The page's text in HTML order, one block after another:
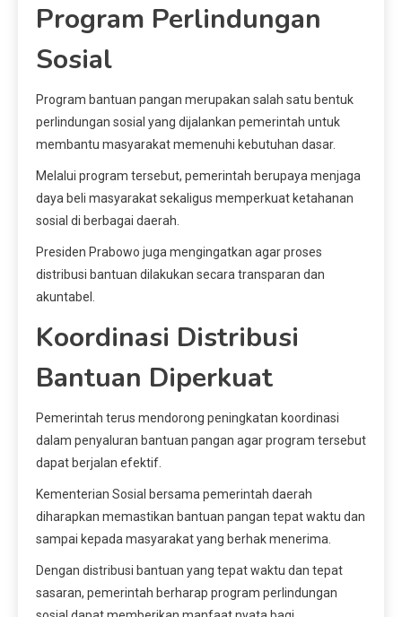
Program Perlindungan
Sosial
Program bantuan pangan merupakan salah satu bentuk
perlindungan sosial yang dijalankan pemerintah untuk
membantu masyarakat memenuhi kebutuhan dasar.
Melalui program tersebut, pemerintah berupaya menjaga
daya beli masyarakat sekaligus memperkuat ketahanan
sosial di berbagai daerah.
Presiden Prabowo juga mengingatkan agar proses
distribusi bantuan dilakukan secara transparan dan
akuntabel.
Koordinasi Distribusi
Bantuan Diperkuat
Pemerintah terus mendorong peningkatan koordinasi
dalam penyaluran bantuan pangan agar program tersebut
dapat berjalan efektif.
Kementerian Sosial bersama pemerintah daerah
diharapkan memastikan bantuan pangan tepat waktu dan
sampai kepada masyarakat yang berhak menerima.
Dengan distribusi bantuan yang tepat waktu dan tepat
sasaran, pemerintah berharap program perlindungan